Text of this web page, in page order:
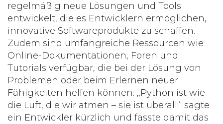
regelmäßig neue Lösungen und Tools
entwickelt, die es Entwicklern ermöglichen,
innovative Softwareprodukte zu schaffen.
Zudem sind umfangreiche Ressourcen wie
Online-Dokumentationen, Foren und
Tutorials verfügbar, die bei der Lösung von
Problemen oder beim Erlernen neuer
Fähigkeiten helfen können. „Python ist wie
die Luft, die wir atmen – sie ist überall!“ sagte
ein Entwickler kürzlich und fasste damit das